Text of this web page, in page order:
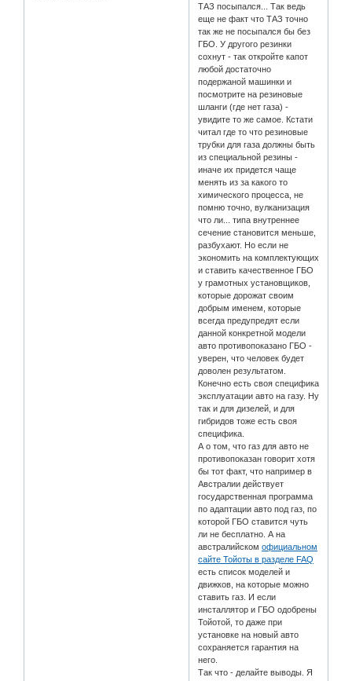
ТАЗ посыпался... Так ведь
еще не факт что ТАЗ точно
так же не посыпался бы без
ГБО. У другого резинки
сохнут - так откройте капот
любой достаточно
подержаной машинки и
посмотрите на резиновые
шланги (где нет газа) -
увидите то же самое. Кстати
читал где то что резиновые
трубки для газа должны быть
из специальной резины -
иначе их придется чаще
менять из за какого то
химического процесса, не
помню точно, вулканизация
что ли... типа внутреннее
сечение становится меньше,
разбухают. Но если не
экономить на комплектующих
и ставить качественное ГБО
у грамотных установщиков,
которые дорожат своим
добрым именем, которые
всегда предупредят если
данной конкретной модели
авто противопоказано ГБО -
уверен, что человек будет
доволен результатом.
Конечно есть своя специфика
эксплуатации авто на газу. Ну
так и для дизелей, и для
гибридов тоже есть своя
специфика.
А о том, что газ для авто не
противопоказан говорит хотя
бы тот факт, что например в
Австралии действует
государственная программа
по адаптации авто под газ, по
которой ГБО ставится чуть
ли не бесплатно. А на
австралийскомофициальном
сайте Тойоты в разделе FAQ
есть список моделей и
движков, на которые можно
ставить газ. И если
инсталлятор и ГБО одобрены
Тойотой, то даже при
установке на новый авто
сохраняется гарантия на
него.
Так что - делайте выводы. Я